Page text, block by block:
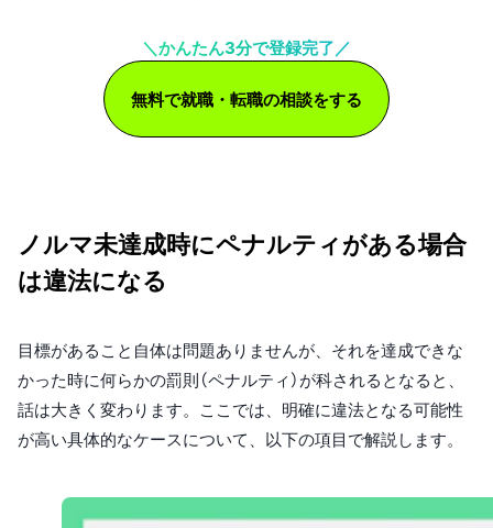
＼かんたん3分で登録完了／
無料で就職・転職の相談をする
ノルマ未達成時にペナルティがある場合
は違法になる
目標があること自体は問題ありませんが、それを達成できな
かった時に何らかの罰則（ペナルティ）が科されるとなると、
話は大きく変わります。ここでは、明確に違法となる可能性
が高い具体的なケースについて、以下の項目で解説します。